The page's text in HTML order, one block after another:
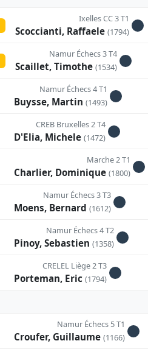
Ixelles CC 3 T1
Scoccianti, Raffaele(1794)
Namur Échecs 3 T4
Scaillet, Timothe(1534)
Namur Échecs 4 T1
Buysse, Martin (1493)
CREB Bruxelles 2 T4
D'Elia, Michele (1472)
Marche 2 T1
Charlier, Dominique (1800)
Namur Échecs 3 T3
Moens, Bernard (1612)
Namur Échecs 4 T2
Pinoy, Sebastien (1358)
CRELEL Liège 2 T3
Porteman, Eric (1794)
Namur Échecs 5 T1
Croufer, Guillaume (1166)